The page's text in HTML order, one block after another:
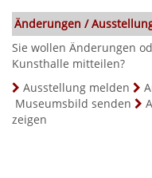
Änderungen /
Sie wollen Änderungen
Kunsthalle mitteilen?
Ausstellung melden
Museumsbild senden
zeigen